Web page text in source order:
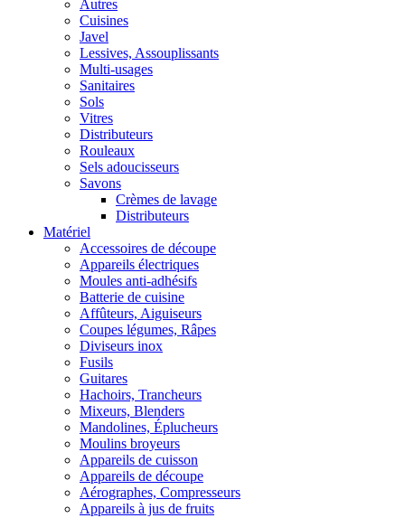
Autres
Cuisines
Javel
Lessives, Assouplissants
Multi-usages
Sanitaires
Sols
Vitres
Distributeurs
Rouleaux
Sels adoucisseurs
Savons
Crèmes de lavage
Distributeurs
Matériel
Accessoires de découpe
Appareils électriques
Moules anti-adhésifs
Batterie de cuisine
Affûteurs, Aiguiseurs
Coupes légumes, Râpes
Diviseurs inox
Fusils
Guitares
Hachoirs, Trancheurs
Mixeurs, Blenders
Mandolines, Éplucheurs
Moulins broyeurs
Appareils de cuisson
Appareils de découpe
Aérographes, Compresseurs
Appareils à jus de fruits